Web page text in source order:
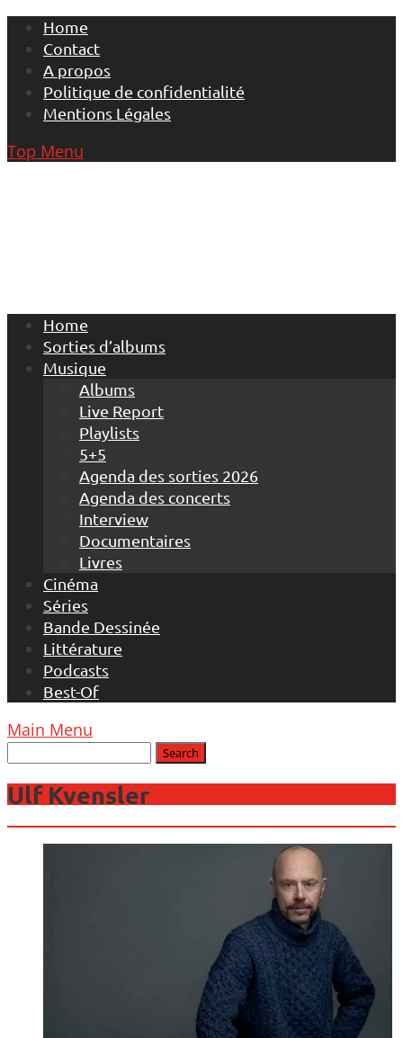
Skip
content
Home
Contact
A propos
Politique de confidentialité
Mentions Légales
Top Menu
Home
Sorties d’albums
Musique
Albums
Live Report
Playlists
5+5
Agenda des sorties 2026
Agenda des concerts
Interview
Documentaires
Livres
Cinéma
Séries
Bande Dessinée
Littérature
Podcasts
Best-Of
Main Menu
Ulf Kvensler